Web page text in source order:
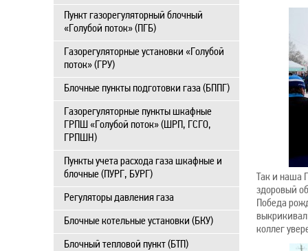
Пункт газорегуляторный блочный
«Голубой поток» (ПГБ)
Газорегуляторные установки «Голубой
поток» (ГРУ)
Блочные пункты подготовки газа (БППГ)
Газорегуляторные пункты шкафные
ГРПШ «Голубой поток» (ШРП, ГСГО,
ГРПШН)
Пункты учета расхода газа шкафные и
блочные (ПУРГ, БУРГ)
Регуляторы давления газа
Блочные котельные установки (БКУ)
Блочный тепловой пункт (БТП)
Так и наша
здоровый
Победа
коллег